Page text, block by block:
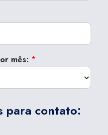
mês: *
para contato: